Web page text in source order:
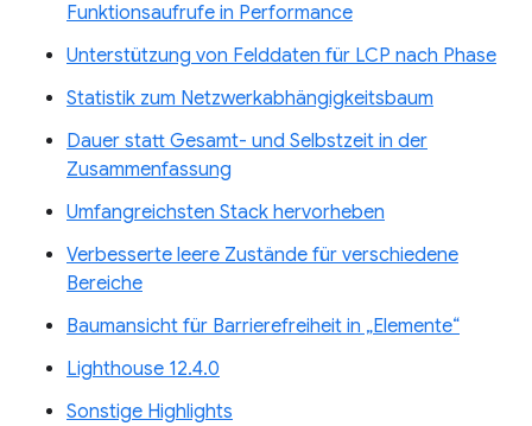
Funktionsaufrufe in Performance
Unterstützung von Felddaten für LCP nach Phase
Statistik zum Netzwerkabhängigkeitsbaum
Dauer statt Gesamt- und Selbstzeit in der
Zusammenfassung
Umfangreichsten Stack hervorheben
Verbesserte leere Zustände für verschiedene
Bereiche
Baumansicht für Barrierefreiheit in „Elemente“
Lighthouse 12.4.0
Sonstige Highlights